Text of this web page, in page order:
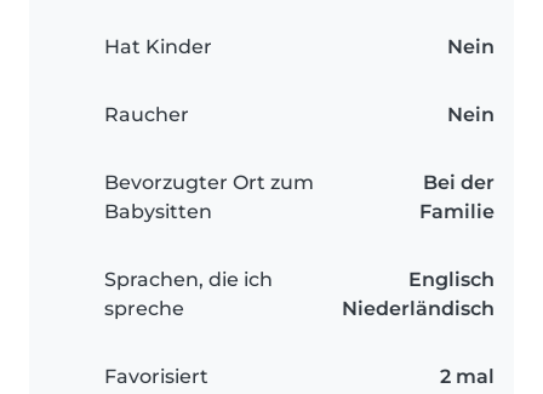
Hat Kinder Nein
Raucher Nein
Bevorzugter Ort zum
Babysitten
Bei der
Familie
Sprachen, die ich
spreche
Englisch
Niederländisch
Favorisiert 2 mal